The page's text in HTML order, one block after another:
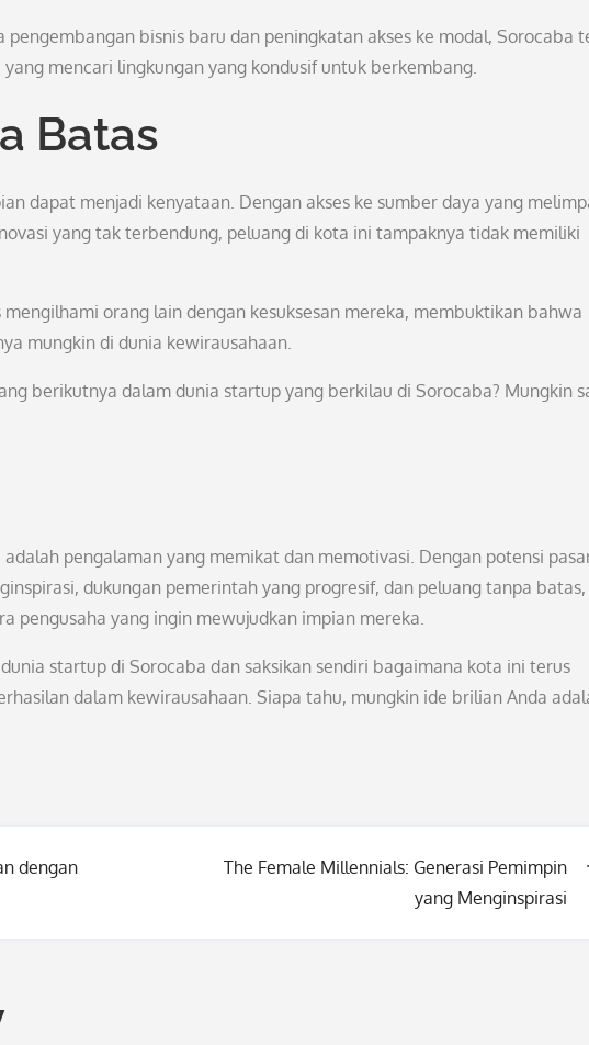
bisnis baru dan peningkatan akses ke modal, Sorocaba
mencari lingkungan yang kondusif untuk berkembang.
Batas
dapat menjadi kenyataan. Dengan akses ke sumber daya yang
yang tak terbendung, peluang di kota ini tampaknya tidak memiliki
orang lain dengan kesuksesan mereka, membuktikan bahwa
mungkin di dunia kewirausahaan.
berikutnya dalam dunia startup yang berkilau di Sorocaba? Mungkin
pengalaman yang memikat dan memotivasi. Dengan potensi
dukungan pemerintah yang progresif, dan peluang tanpa
pengusaha yang ingin mewujudkan impian mereka.
startup di Sorocaba dan saksikan sendiri bagaimana kota ini terus
dalam kewirausahaan. Siapa tahu, mungkin ide brilian Anda
dengan
The Female Millennials: Generasi Pemimpin
yang Menginspirasi